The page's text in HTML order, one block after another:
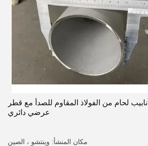
JIS SUS316L أنابيب لحام من الفولاذ المقاوم للصدأ مع قطر
عرضي دائري
مكان المنشأ: وينتشو ، الصين